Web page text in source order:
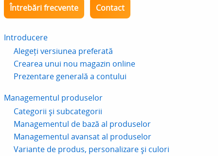
Întrebări frecvente Contact
Introducere
Alegeți versiunea preferată
Crearea unui nou magazin online
Prezentare generală a contului
Managementul produselor
Categorii și subcategorii
Managementul de bază al produselor
Managementul avansat al produselor
Variante de produs, personalizare și culori